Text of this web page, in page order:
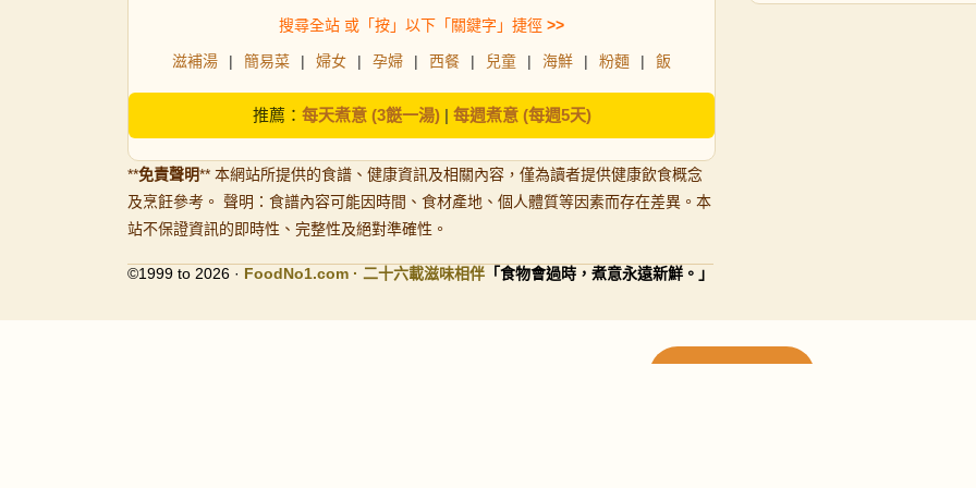
搜尋全站 或「按」以下「關鍵字」捷徑 >>
滋補湯 | 簡易菜 | 婦女 | 孕婦 | 西餐 | 兒童 | 海鮮 | 粉麵 | 飯
推薦： 每天煮意 (3餸一湯)| 每週煮意 (每週5天)
**免責聲明** 本網站所提供的食譜、健康資訊及相關內容，僅為讀者提供健康飲食概念
及烹飪參考。 聲明：食譜內容可能因時間、食材產地、個人體質等因素而存在差異。本
站不保證資訊的即時性、完整性及絕對準確性。
©1999 to 2026 · FoodNo1.com · 二十六載滋味相伴 「食物會過時，煮意永遠新鮮。」